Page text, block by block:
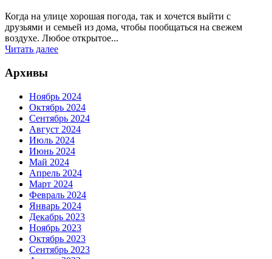
Когда на улице хорошая погода, так и хочется выйти с
друзьями и семьей из дома, чтобы пообщаться на свежем
воздухе. Любое открытое...
Читать далее
Архивы
Ноябрь 2024
Октябрь 2024
Сентябрь 2024
Август 2024
Июль 2024
Июнь 2024
Май 2024
Апрель 2024
Март 2024
Февраль 2024
Январь 2024
Декабрь 2023
Ноябрь 2023
Октябрь 2023
Сентябрь 2023